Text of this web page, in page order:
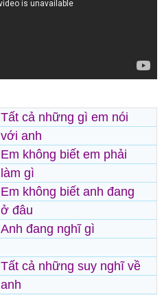
Tất cả những gì em nói
với anh
Em không biết em phải
làm gì
Em không biết anh đang
ở đâu
Anh đang nghĩ gì
Tất cả những suy nghĩ về
anh